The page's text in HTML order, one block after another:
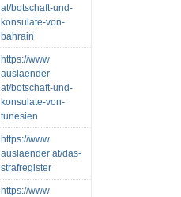
at/botschaft-und-
konsulate-von-
bahrain
https://www
auslaender
at/botschaft-und-
konsulate-von-
tunesien
https://www
auslaender at/das-
strafregister
https://www